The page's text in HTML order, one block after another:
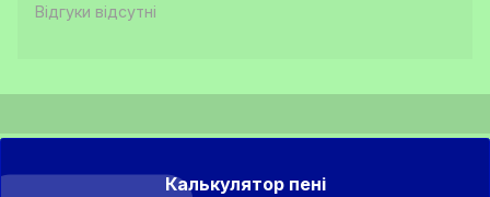
Відгуки відсутні
Калькулятор пені